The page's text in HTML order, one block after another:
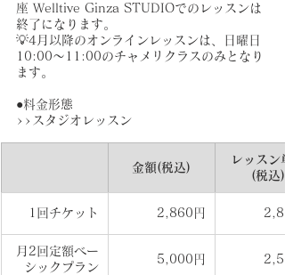
座 Welltive Ginza STUDIOでのレッスンは
終了になります。
💡4月以降のオンラインレッスンは、日曜日
10:00〜11:00のチャメリクラスのみとなり
ます。
●料金形態
>>スタジオレッスン
金額(税込)
レッスン
(税込)
1回チケット 2,860円
月2回定額ベー
シックプラン
5,000円